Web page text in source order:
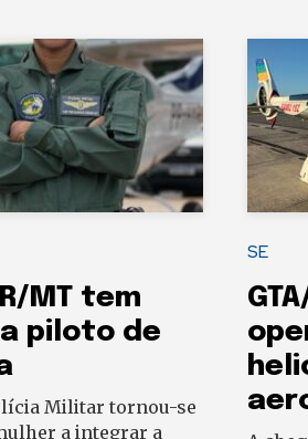
MT tem
piloto de
Militar tornou-se
a integrar a
SE